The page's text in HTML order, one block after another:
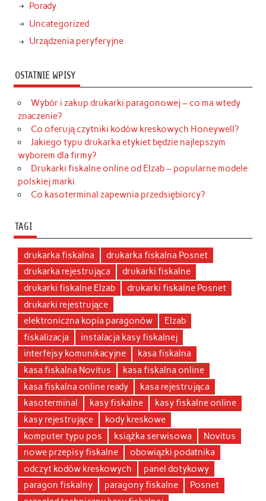
Porady
Uncategorized
Urządzenia peryferyjne
OSTATNIE WPISY
Wybór i zakup drukarki paragonowej – co ma wtedy
znaczenie?
Co oferują czytniki kodów kreskowych Honeywell?
Jakiego typu drukarka etykiet będzie najlepszym
wyborem dla firmy?
Drukarki fiskalne online od Elzab – popularne modele
polskiej marki
Co kasoterminal zapewnia przedsiębiorcy?
TAGI
drukarka fiskalna
drukarka fiskalna Posnet
drukarka rejestrująca
drukarki fiskalne
drukarki fiskalne Elzab
drukarki fiskalne Posnet
drukarki rejestrujące
elektroniczna kopia paragonów
Elzab
fiskalizacja
instalacja kasy fiskalnej
interfejsy komunikacyjne
kasa fiskalna
kasa fiskalna Novitus
kasa fiskalna online
kasa fiskalna online ready
kasa rejestrująca
kasoterminal
kasy fiskalne
kasy fiskalne online
kasy rejestrujące
kody kreskowe
komputer typu pos
książka serwisowa
Novitus
nowe przepisy fiskalne
obowiązki podatnika
odczyt kodów kreskowych
panel dotykowy
paragon fiskalny
paragony fiskalne
Posnet